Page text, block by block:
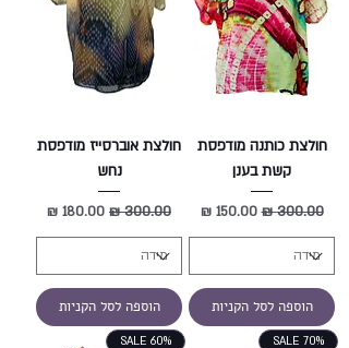
חולצת כותנה מודפסת
קשת בענן
מחיר רגיל‏300.00 ‏₪ מחיר מבצע‏150.00 ‏₪
הוספה לסל הקניות
חולצת אוברסייז מודפסת
נחש
מחיר רגיל מחיר מבצע
הוספה לסל הקניות
SALE 70%
SALE 60%